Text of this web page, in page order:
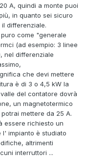
A, quindi a monte puoi
in quanto sei sicuro
differenziale.
come "generale
(ad esempio: 3 linee
nel differenziale
che devi mettere
è di 3 o 4,5 kW la
del contatore dovrà
un magnetotermico
mettere da 25 A.
essere richiesto un
l' impianto è studiato
altrimenti
interruttori ...